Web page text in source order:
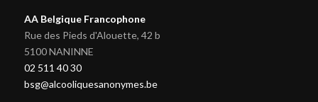
AA Belgique Francophone
Rue des Pieds d'Alouette, 42 b
5100 NANINNE
02 511 40 30
bsg@alcooliquesanonymes.be